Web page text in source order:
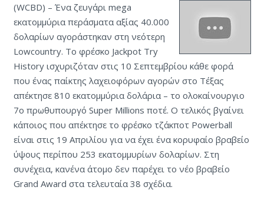
(WCBD) – Ένα ζευγάρι mega
εκατομμύρια περάσματα αξίας 40.000
δολαρίων αγοράστηκαν στη νεότερη
Lowcountry. Το φρέσκο ​​Jackpot Try
History ισχυριζόταν στις 10 Σεπτεμβρίου κάθε φορά
που ένας παίκτης λαχειοφόρων αγορών στο Τέξας
απέκτησε 810 εκατομμύρια δολάρια – το ολοκαίνουργιο
7ο πρωθυπουργό Super Millions ποτέ. Ο τελικός βγαίνει
κάποιος που απέκτησε το φρέσκο ​​τζάκποτ Powerball
είναι στις 19 Απριλίου για να έχει ένα κορυφαίο βραβείο
ύψους περίπου 253 εκατομμυρίων δολαρίων. Στη
συνέχεια, κανένα άτομο δεν παρέχει το νέο βραβείο
Grand Award στα τελευταία 38 σχέδια.